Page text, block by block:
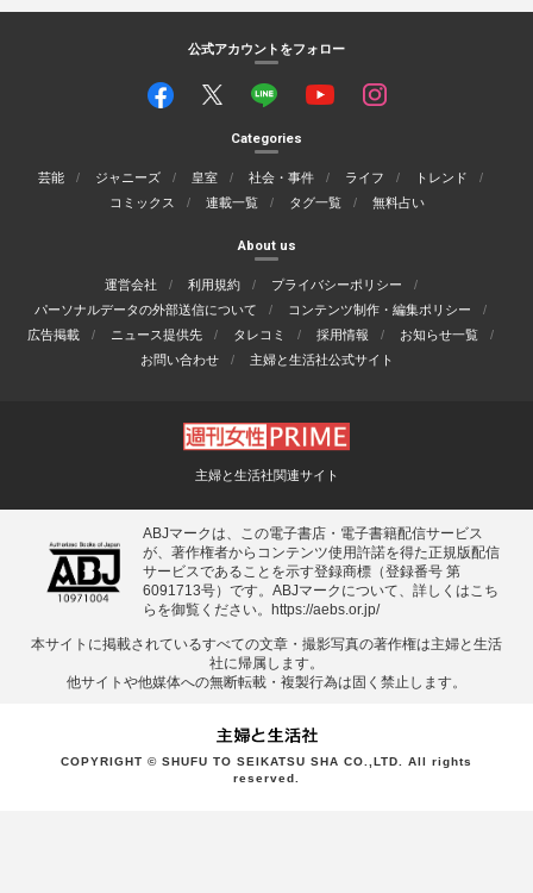
公式アカウントをフォロー
Categories
芸能 ジャニーズ 皇室 社会・事件 ライフ
トレンド
コミックス
連載一覧 タグ一覧 無料占い
About us
運営会社 利用規約
プライバシーポリシー
パーソナルデータの外部送信について
コンテンツ制作・編集ポリシー
広告掲載
ニュース提供先 タレコミ 採用情報
お知らせ一覧
お問い合わせ
主婦と生活社公式サイト
主婦と生活社関連サイト
ABJマークは、この電子書店・電子書籍配信サービス
が、著作権者からコンテンツ使用許諾を得た正規版配信
サービスであることを示す登録商標（登録番号 第
6091713号）です。ABJマークについて、詳しくはこち
らを御覧ください。
https://aebs.or.jp/
本サイトに掲載されているすべての⽂章・撮影写真の著作権は主婦と⽣活
社に帰属します。
他サイトや他媒体への無断転載・複製⾏為は固く禁⽌します。
COPYRIGHT © SHUFU TO SEIKATSU SHA CO.,LTD. All rights
reserved.